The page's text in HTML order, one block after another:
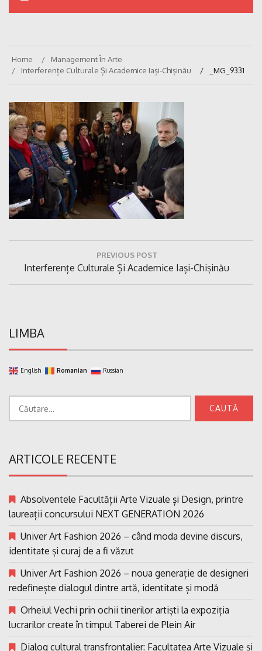
Home
Management În Arte
Interferențe Culturale Și Academice Iași-Chișinău
_MG_9331
articole
PREVIOUS POST
Previous
Post:
Interferențe Culturale Și Academice Iași-Chișinău
LIMBA
English Romanian Russian
ARTICOLE RECENTE
Absolventele Facultății Arte Vizuale și Design, printre
laureații concursului NEXT GENERATION 2026
Univer Art Fashion 2026 – când moda devine discurs,
identitate și curaj de a fi văzut
Univer Art Fashion 2026 – noua generație de designeri
redefinește dialogul dintre artă, identitate și modă
Orheiul Vechi prin ochii tinerilor artiști la expoziția
lucrarilor create în timpul Taberei de Plein Air
Dialog cultural transfrontalier: Facultatea Arte Vizuale și